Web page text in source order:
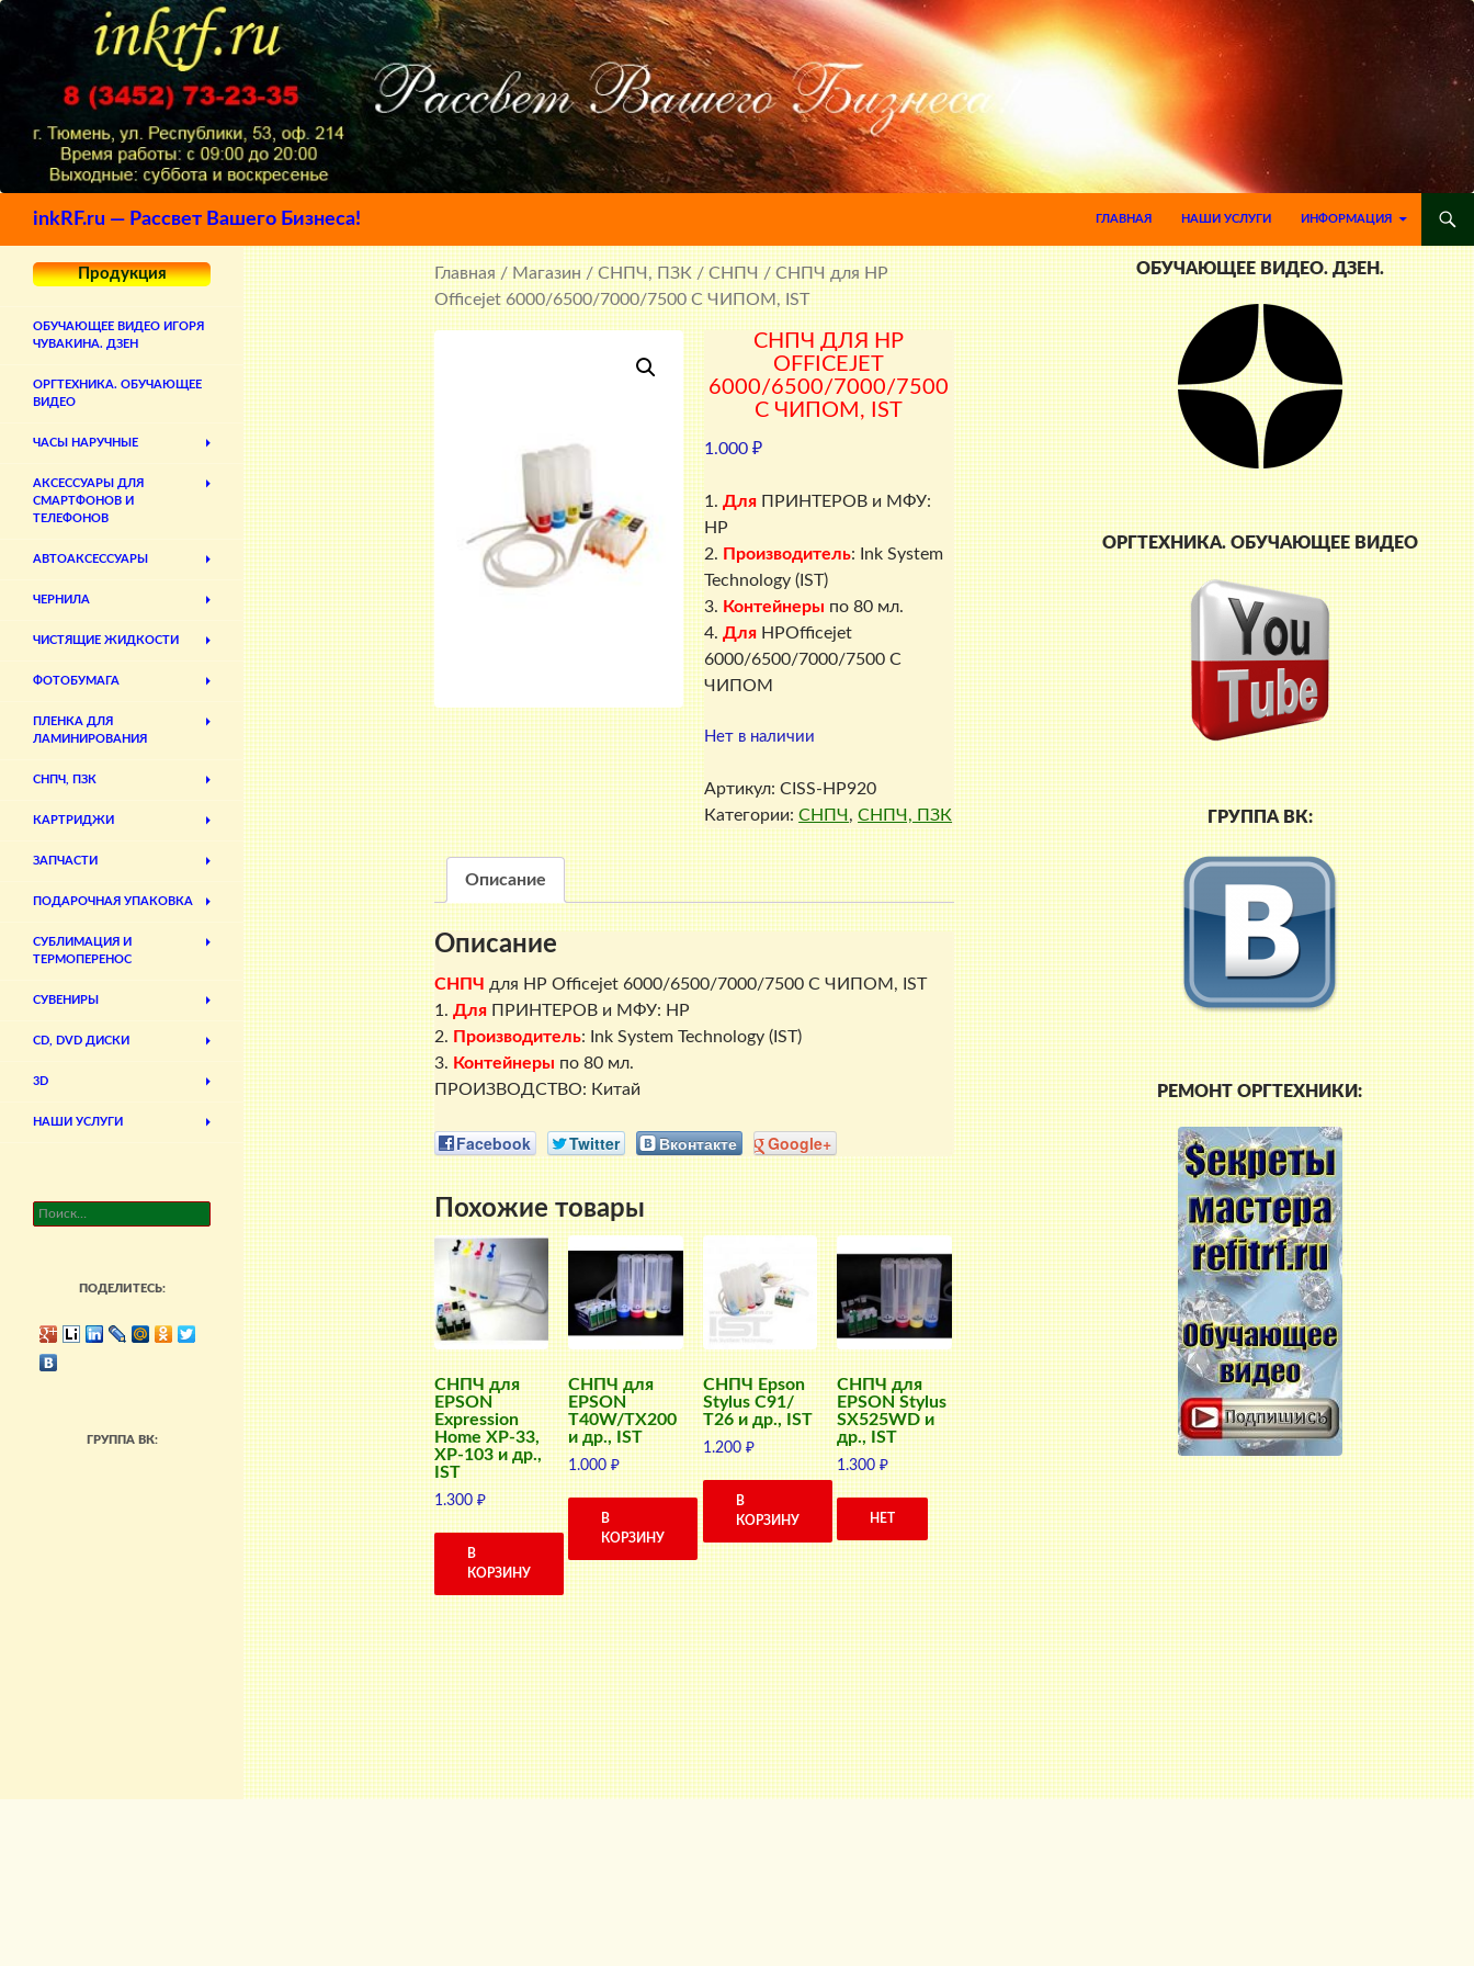
inkRF.ru — Рассвет Вашего Бизнеса!
ГЛАВНАЯ
НАШИ УСЛУГИ ИНФОРМАЦИЯ
Главная/Магазин/СНПЧ, ПЗК/СНПЧ/ СНПЧ для HP
Officejet 6000/6500/7000/7500 С ЧИПОМ, IST
СНПЧ ДЛЯ HP
OFFICEJET
6000/6500/7000/7500
С ЧИПОМ, IST
1.000₽
1.Для ПРИНТЕРОВ и МФУ:
HP
2. Производитель: Ink System
Technology (IST)
3. Контейнеры по 80 мл.
4. Для HPOfficejet
6000/6500/7000/7500 С
ЧИПОМ
Нет в наличии
Артикул:CISS-HP920
Категории:СНПЧ ,СНПЧ, ПЗК
Описание
Описание
СНПЧ для HP Officejet 6000/6500/7000/7500 С ЧИПОМ, IST
1. ДляПРИНТЕРОВ и МФУ: HP
2. Производитель: Ink System Technology (IST)
3. Контейнеры по 80 мл.
ПРОИЗВОДСТВО: Китай
Facebook Twitter Вконтакте Google+
Похожие товары
СНПЧ для
EPSON
Expression
Home XP-33,
XP-103 и др.,
IST
1.300₽
В
КОРЗИНУ
СНПЧ для
EPSON
T40W/TX200
и др., IST
1.000₽
В
КОРЗИНУ
СНПЧ Epson
Stylus C91/
Т26 и др., IST
1.200₽
В
КОРЗИНУ
СНПЧ для
EPSON Stylus
SX525WD и
др., IST
1.300₽
НЕТ
ОБУЧАЮЩЕЕ ВИДЕО. ДЗЕН.
ОРГТЕХНИКА. ОБУЧАЮЩЕЕ ВИДЕО
ГРУППА ВК:
РЕМОНТ ОРГТЕХНИКИ:
Продукция
ОБУЧАЮЩЕЕ ВИДЕО ИГОРЯ
ЧУВАКИНА. ДЗЕН
ОРГТЕХНИКА. ОБУЧАЮЩЕЕ
ВИДЕО
ЧАСЫ НАРУЧНЫЕ
АКСЕССУАРЫ ДЛЯ
СМАРТФОНОВ И
ТЕЛЕФОНОВ
АВТОАКСЕССУАРЫ
ЧЕРНИЛА
ЧИСТЯЩИЕ ЖИДКОСТИ
ФОТОБУМАГА
ПЛЕНКА ДЛЯ
ЛАМИНИРОВАНИЯ
СНПЧ, ПЗК
КАРТРИДЖИ
ЗАПЧАСТИ
ПОДАРОЧНАЯ УПАКОВКА
СУБЛИМАЦИЯ И
ТЕРМОПЕРЕНОС
СУВЕНИРЫ
CD, DVD ДИСКИ
3D
НАШИ УСЛУГИ
Найти:
ПОДЕЛИТЕСЬ:
ГРУППА ВК: